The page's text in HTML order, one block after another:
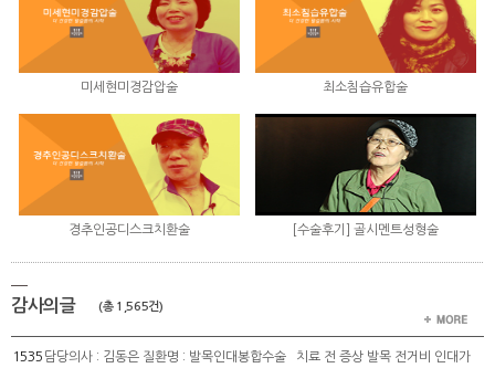
미세현미경감압술 최소침습유합술
경추인공디스크치환술 [수술후기] 골시멘트성형술
감사의글 (총 1,565건)
1535 담당의사 : 김동은 질환명 : 발목인대봉합수술 치료 전 증상 발목 전거비 인대가